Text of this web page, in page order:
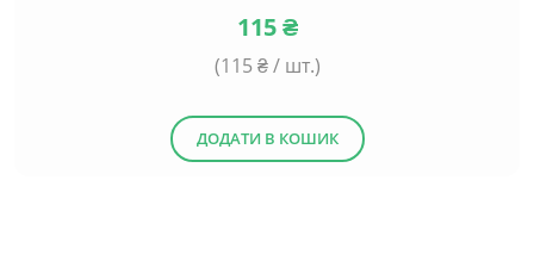
115₴
(115₴ / шт.)
ДОДАТИ В КОШИК